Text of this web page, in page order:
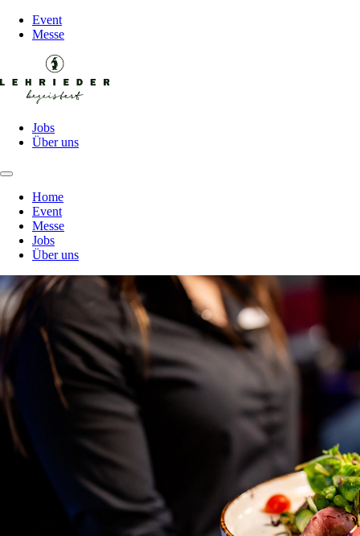
Event
Messe
Jobs
Über uns
Home
Event
Messe
Jobs
Über uns